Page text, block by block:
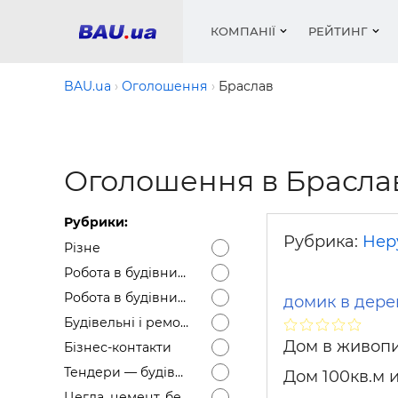
КОМПАНІЇ РЕЙТИНГ
Медіа
Вікна і
Сипучі
цемент
BAU.ua Оголошення Браслав
Оголошення в
Рубрики:
Різне
Робота в будівництві — Вакансії
Робота в будівництві — Резюме
Будівельні і ремонтні послуги
Бізнес-контакти
Тендери — будівельні
Рубрика:
домик в
Дом в
Дом 100кв.м